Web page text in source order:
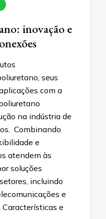
inovação e
seus
com a
na indústria de
Combinando
e
atendem às
soluções
incluindo
e
e